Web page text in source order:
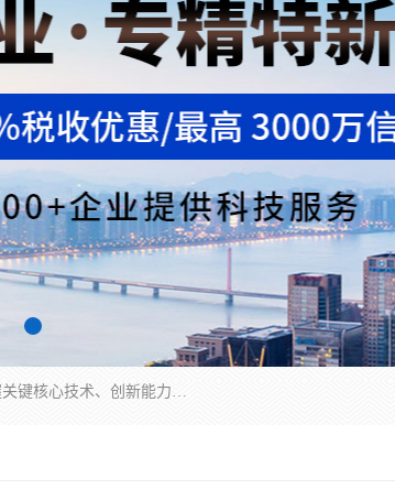
“专精特新”中小企业是指经省工业和信息化厅认定，专注于细分市场、掌握关键核心技术、创新能力强、市场占有率高、质量效益优，在专业化、精细化、特色化、新颖化等方面表现突出的中小企业。